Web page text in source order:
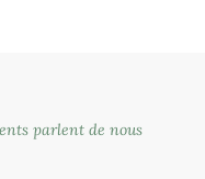
parlent de nous